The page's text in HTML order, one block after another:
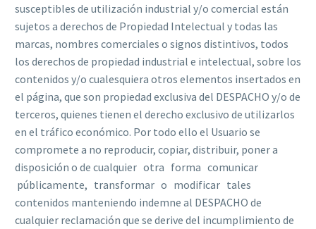
susceptibles de utilización industrial y/o comercial están
sujetos a derechos de Propiedad Intelectual y todas las
marcas, nombres comerciales o signos distintivos, todos
los derechos de propiedad industrial e intelectual, sobre los
contenidos y/o cualesquiera otros elementos insertados en
el página, que son propiedad exclusiva del DESPACHO y/o de
terceros, quienes tienen el derecho exclusivo de utilizarlos
en el tráfico económico. Por todo ello el Usuario se
compromete a no reproducir, copiar, distribuir, poner a
disposición o de cualquier otra forma comunicar
públicamente, transformar o modificar tales
contenidos manteniendo indemne al DESPACHO de
cualquier reclamación que se derive del incumplimiento de